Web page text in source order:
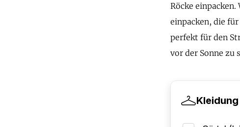
Röcke
einpacken, die
perfekt für den
vor der Sonne zu
Kleidung